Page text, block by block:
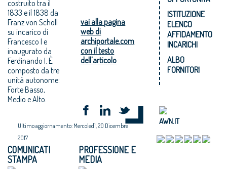
costruito tra il
1833 e il 1838 da
Franz von Scholl
su incarico di
Francesco I e
inaugurato da
Ferdinando I. È
composto da tre
unità autonome:
Forte Basso,
Medio e Alto.
vai alla pagina
web di
archiportale.com
con il testo
dell'articolo
Ultimo aggiornamento: Mercoledì, 20 Dicembre
2017
COMUNICATI
STAMPA
PROFESSIONE E
MEDIA
ISTITUZIONE
ELENCO
AFFIDAMENTO
INCARICHI
ALBO
FORNITORI
AWN.IT